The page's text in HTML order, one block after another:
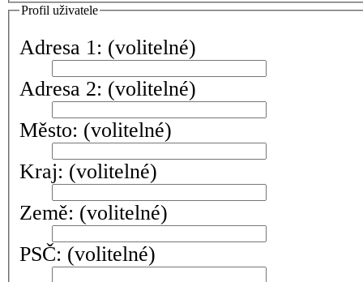
Profil uživatele
Adresa 1: (volitelné)
Adresa 2: (volitelné)
Město: (volitelné)
Kraj: (volitelné)
Země: (volitelné)
PSČ: (volitelné)